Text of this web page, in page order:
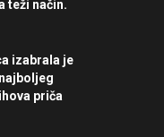
teži način.
izabrala je
priča